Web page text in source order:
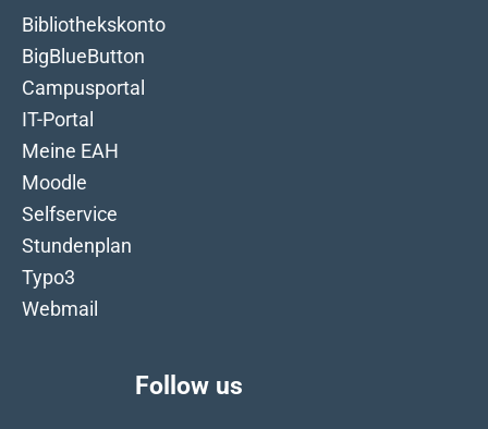
Bibliothekskonto
BigBlueButton
Campusportal
IT-Portal
Meine EAH
Moodle
Selfservice
Stundenplan
Typo3
Webmail
Follow us